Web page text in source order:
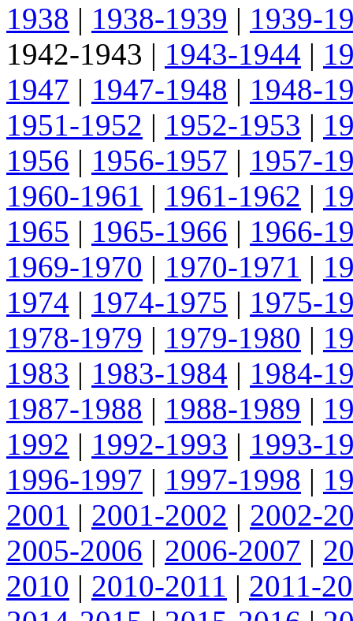
1938 | 1938-1939 | 1939-
1942-1943 | 1943-1944 |
1947 | 1947-1948 | 1948-
1951-1952 | 1952-1953 |
1956 | 1956-1957 | 1957-
1960-1961 | 1961-1962 |
1965 | 1965-1966 | 1966-
1969-1970 | 1970-1971 |
1974 | 1974-1975 | 1975-
1978-1979 | 1979-1980 |
1983 | 1983-1984 | 1984-
1987-1988 | 1988-1989 |
1992 | 1992-1993 | 1993-
1996-1997 | 1997-1998 |
2001 | 2001-2002 | 2002-
2005-2006 | 2006-2007 |
2010 | 2010-2011 | 2011-